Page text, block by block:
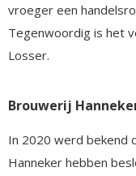
vroeger een
Tegenwoordig is het
Losser.
Brouwerij
In 2020 werd bekend
Hanneker hebben